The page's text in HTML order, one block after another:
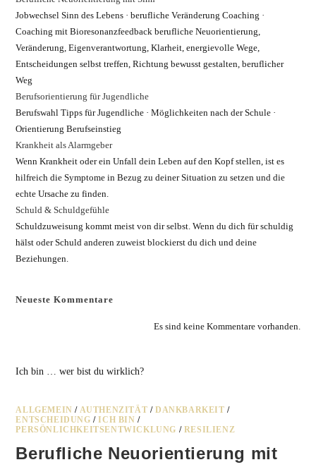
Jobwechsel Sinn des Lebens · berufliche Veränderung Coaching ·
Coaching mit Bioresonanzfeedback berufliche Neuorientierung,
Veränderung, Eigenverantwortung, Klarheit, energievolle Wege,
Entscheidungen selbst treffen, Richtung bewusst gestalten, beruflicher
Weg
Berufsorientierung für Jugendliche
Berufswahl Tipps für Jugendliche · Möglichkeiten nach der Schule ·
Orientierung Berufseinstieg
Krankheit als Alarmgeber
Wenn Krankheit oder ein Unfall dein Leben auf den Kopf stellen, ist es
hilfreich die Symptome in Bezug zu deiner Situation zu setzen und die
echte Ursache zu finden.
Schuld & Schuldgefühle
Schuldzuweisung kommt meist von dir selbst. Wenn du dich für schuldig
hälst oder Schuld anderen zuweist blockierst du dich und deine
Beziehungen.
Neueste Kommentare
Es sind keine Kommentare vorhanden.
Ich bin … wer bist du wirklich?
ALLGEMEIN / AUTHENZITÄT /DANKBARKEIT /
ENTSCHEIDUNG /ICH BIN /
PERSÖNLICHKEITSENTWICKLUNG / RESILIENZ
Berufliche Neuorientierung mit